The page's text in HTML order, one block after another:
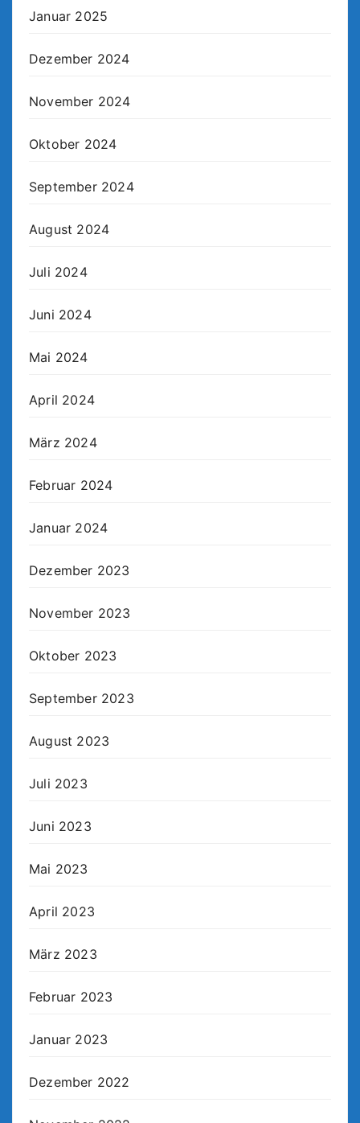
Januar 2025
Dezember 2024
November 2024
Oktober 2024
September 2024
August 2024
Juli 2024
Juni 2024
Mai 2024
April 2024
März 2024
Februar 2024
Januar 2024
Dezember 2023
November 2023
Oktober 2023
September 2023
August 2023
Juli 2023
Juni 2023
Mai 2023
April 2023
März 2023
Februar 2023
Januar 2023
Dezember 2022